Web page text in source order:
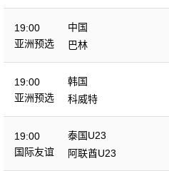
19:00
亚洲预选
中国
巴林
19:00
亚洲预选
韩国
科威特
19:00
国际友谊
泰国U23
阿联酋U23